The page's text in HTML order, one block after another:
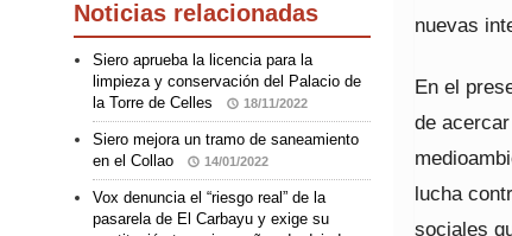
nuevas
En el
de
lucha
sociales
Noticias relacionadas
Siero aprueba la licencia para la
limpieza y conservación del Palacio de
la Torre de Celles
18/11/2022
Siero mejora un tramo de saneamiento
en el Collao
14/01/2022
Vox denuncia el “riesgo real” de la
pasarela de El Carbayu y exige su